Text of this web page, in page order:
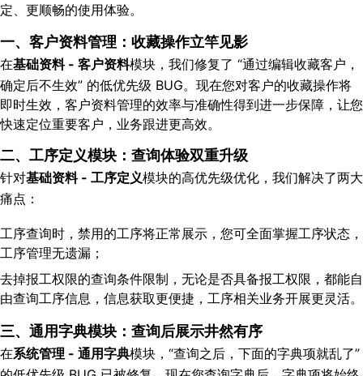
定、更顺畅的使用体验。
一、客户资料管理：收藏操作立竿见影
在基础资料 - 客户资料模块，我们修复了 “通过编辑收藏客户，
确定后不生效” 的低优先级 BUG。现在您对客户的收藏操作将
即时生效，客户资料管理的效率与准确性得到进一步保障，让您
快速定位重要客户，业务跟进更高效。
二、工序定义模块：查询体验双重升级
针对基础资料 - 工序定义模块的高优先级优化，我们解决了两大
痛点：
工序查询时，禁用的工序将正常展示，您可全面掌握工序状态，
工序管理无遗漏；
去掉报工权限的查询条件限制，无论是否具备报工权限，都能自
由查询工序信息，信息获取更便捷，工序相关业务开展更灵活。
三、通用字典模块：查询后展示井然有序
在系统管理 - 通用字典模块，“查询之后，下面的字典项就乱了”